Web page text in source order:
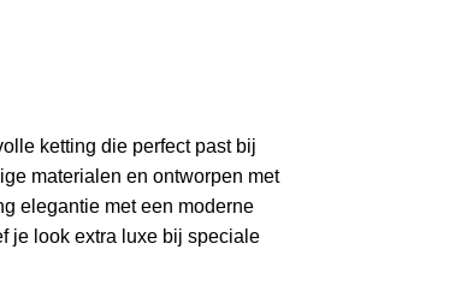
ketting die perfect past bij
materialen en ontworpen met
elegantie met een moderne
je look extra luxe bij speciale